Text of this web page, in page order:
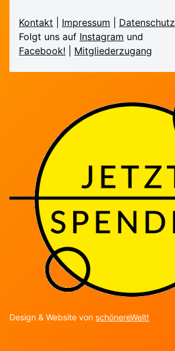
Kontakt Impressum
Daten­schutz
Folgt uns auf Instagram und
Facebook!
Mitglieder­zugang
Design & Website vonschönereWelt!